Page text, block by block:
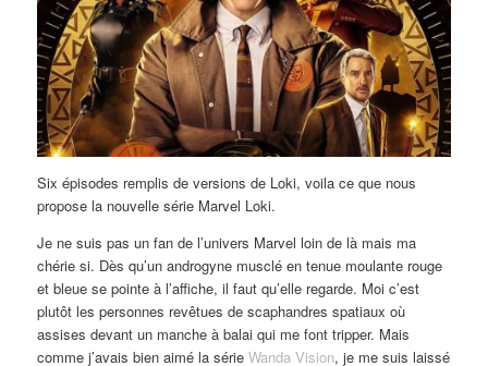
Six épisodes remplis de versions de Loki, voila ce que nous
propose la nouvelle série Marvel Loki.
Je ne suis pas un fan de l’univers Marvel loin de là mais ma
chérie si. Dès qu’un androgyne musclé en tenue moulante rouge
et bleue se pointe à l’affiche, il faut qu’elle regarde. Moi c’est
plutôt les personnes revêtues de scaphandres spatiaux où
assises devant un manche à balai qui me font tripper. Mais
comme j’avais bien aimé la sérieWanda Vision, je me suis laissé